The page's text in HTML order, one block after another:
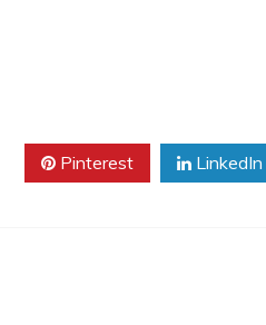
Pinterest LinkedIn